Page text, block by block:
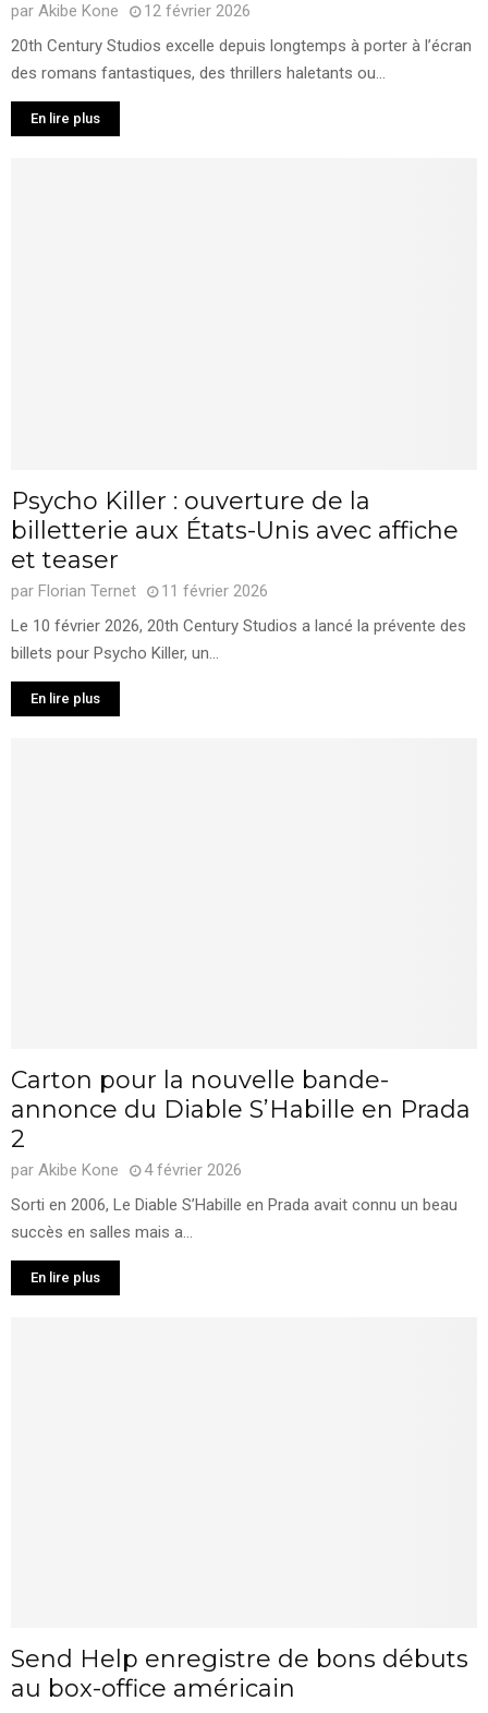
par Akibe Kone
12 février 2026
20th Century Studios excelle depuis longtemps à porter à l’écran
des romans fantastiques, des thrillers haletants ou...
En lire plus
Psycho Killer : ouverture de la
billetterie aux États-Unis avec affiche
et teaser
par Florian Ternet
11 février 2026
Le 10 février 2026, 20th Century Studios a lancé la prévente des
billets pour Psycho Killer, un...
En lire plus
Carton pour la nouvelle bande-
annonce du Diable S’Habille en Prada
2
par Akibe Kone
4 février 2026
Sorti en 2006, Le Diable S’Habille en Prada avait connu un beau
succès en salles mais a...
En lire plus
Send Help enregistre de bons débuts
au box-office américain